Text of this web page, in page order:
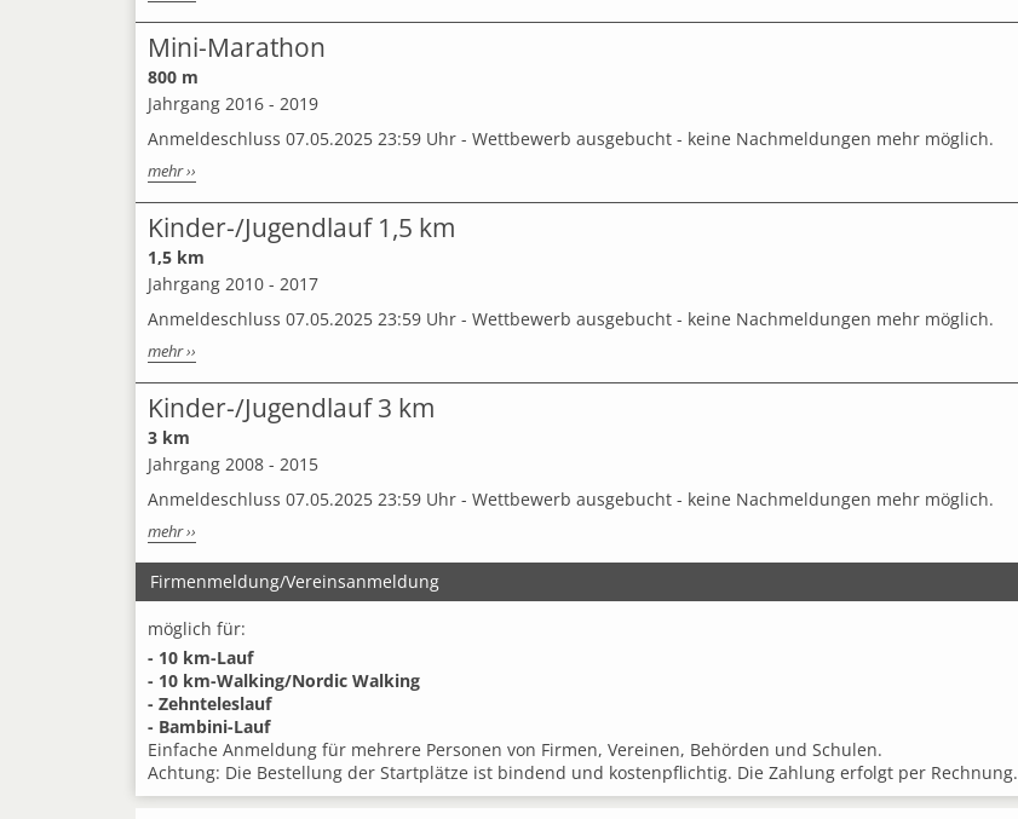
Mini-Marathon
800 m
Jahrgang 2016 - 2019
Anmeldeschluss 07.05.2025 23:59 Uhr - Wettbewerb ausgebucht - keine Nachmeldungen mehr möglich.
mehr ››
Kinder-/Jugendlauf 1,5 km
1,5 km
Jahrgang 2010 - 2017
Anmeldeschluss 07.05.2025 23:59 Uhr - Wettbewerb ausgebucht - keine Nachmeldungen mehr möglich.
mehr ››
Kinder-/Jugendlauf 3 km
3 km
Jahrgang 2008 - 2015
Anmeldeschluss 07.05.2025 23:59 Uhr - Wettbewerb ausgebucht - keine Nachmeldungen mehr möglich.
mehr ››
Firmenmeldung/Vereinsanmeldung
möglich für:
- 10 km-Lauf
- 10 km-Walking/Nordic Walking
- Zehnteleslauf
- Bambini-Lauf
Einfache Anmeldung für mehrere Personen von Firmen, Vereinen, Behörden und Schulen.
Achtung: Die Bestellung der Startplätze ist bindend und kostenpflichtig. Die Zahlung erfolgt per Rechnung.